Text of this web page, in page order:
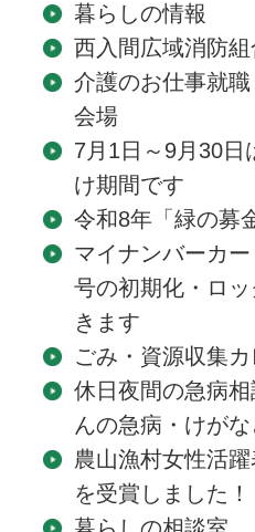
暮らしの情報
西入間広域消防
介護のお仕事就
会場
7月1日～9月30日
け期間です
令和8年「緑の募
マイナンバーカ
号の初期化・ロ
きます
ごみ・資源収集
休日夜間の急病
んの急病・けが
農山漁村女性活
を受賞しました！